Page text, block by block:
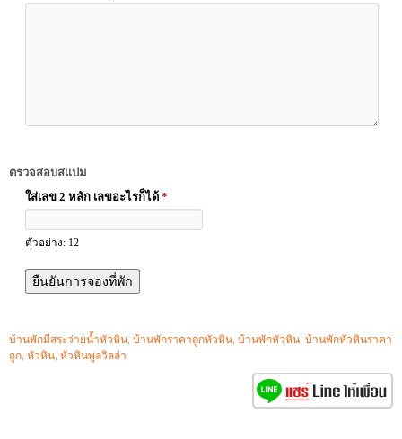
ตรวจสอบสแปม
ใส่เลข 2 หลัก เลขอะไรก็ได้ *
ตัวอย่าง: 12
บ้านพักมีสระว่ายน้ำหัวหิน, บ้านพักราคาถูกหัวหิน, บ้านพักหัวหิน, บ้านพักหัวหินราคา
ถูก, หัวหิน, หัวหินพูลวิลล่า